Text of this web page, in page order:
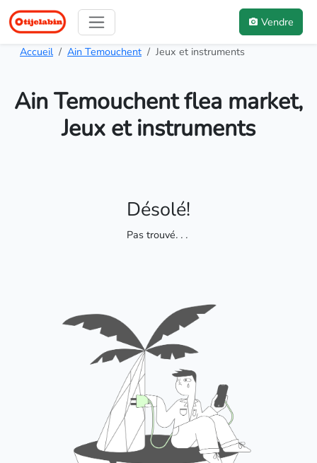
Vendre
Accueil Ain Temouchent Jeux et instruments
Ain Temouchent flea market,
Jeux et instruments
Désolé!
Pas trouvé. . .